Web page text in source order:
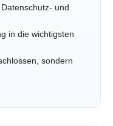
und
in die wichtigsten
sondern